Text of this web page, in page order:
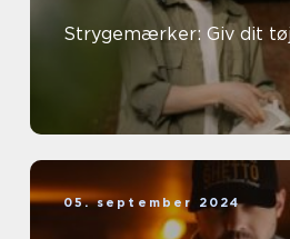
Strygemærker: Giv dit
05. september 2024